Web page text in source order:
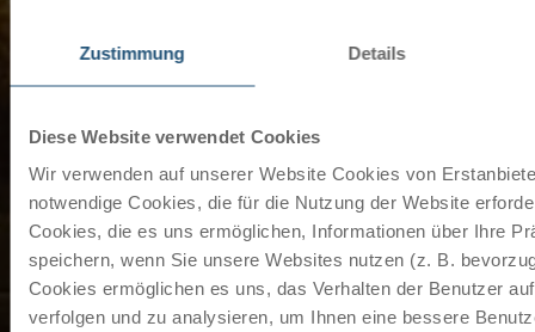
Zustimmung Details
Diese Website verwendet Cookies
Wir verwenden auf unserer Website Cookies von
notwendige Cookies, die für die Nutzung der Website
Cookies, die es uns ermöglichen, Informationen über Ihre
speichern, wenn Sie unsere Websites nutzen (z. B.
Cookies ermöglichen es uns, das Verhalten der Benutzer
verfolgen und zu analysieren, um Ihnen eine bessere